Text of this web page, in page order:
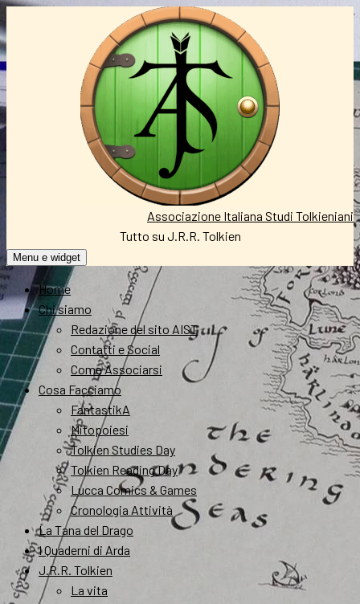
al
contenuto
Associazione Italiana Studi Tolkieniani
Tutto su J.R.R. Tolkien
Menu e widget
Home
Chi siamo
Redazione del sito AIST
Contatti e Social
Come Associarsi
Cosa Facciamo
FantastikA
Mitopoiesi
Tolkien Studies Day
Tolkien Reading Day
Lucca Comics & Games
Cronologia Attività
La Tana del Drago
I Quaderni di Arda
J.R.R. Tolkien
La vita